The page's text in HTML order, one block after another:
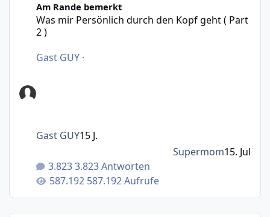
Am Rande bemerkt
Was mir Persönlich durch den Kopf geht ( Part
2 )
Gast GUY ·
3.823 Antworten
587.192 Aufrufe
Gast GUY15 J.
Supermom15. Jul